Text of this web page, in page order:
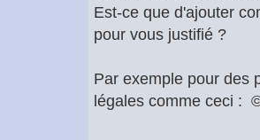
Est-ce que d'ajouter
pour vous justifié ?
Par exemple pour des
légales comme ceci :